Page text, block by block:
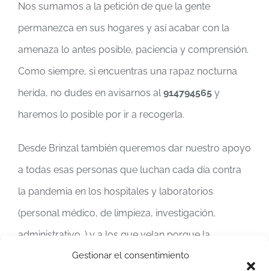
Gestionar el consentimiento
Nos sumamos a la petición de que la gente
permanezca en sus hogares y así acabar con la
amenaza lo antes posible, paciencia y comprensión.
Como siempre, si encuentras una rapaz nocturna
herida, no dudes en avisarnos al914794565 y
haremos lo posible por ir a recogerla.
Desde Brinzal también queremos dar nuestro apoyo
a todas esas personas que luchan cada día contra
la pandemia en los hospitales y laboratorios
(personal médico, de limpieza, investigación,
administrativo…) y a los que velan porque la
sociedad siga avanzando a pesar de la situación tan